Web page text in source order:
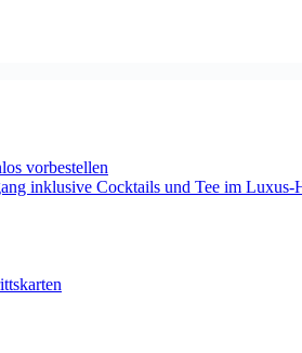
vorbestellen
inklusive Cocktails und Tee im Luxus-